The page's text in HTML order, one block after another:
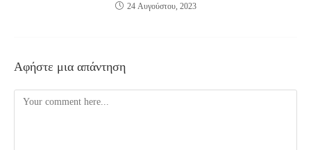
24 Αυγούστου, 2023
Αφήστε μια απάντηση
Comment